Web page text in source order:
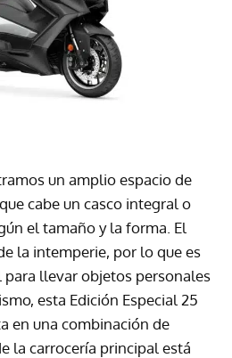
un amplio espacio de
cabe un casco integral o
el tamaño y la forma. El
la intemperie, por lo que es
llevar objetos personales
esta Edición Especial 25
en una combinación de
la carrocería principal está